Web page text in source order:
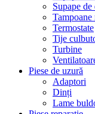
Supape de
Tampoane
Termostate
Tije
Turbine
Piese de uzură
Adaptori
Dinți
Lame